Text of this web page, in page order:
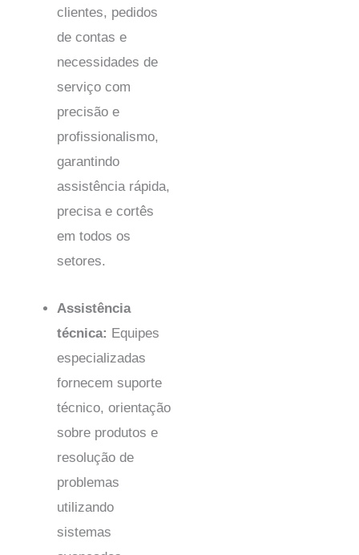
clientes, pedidos
de contas e
necessidades de
serviço com
precisão e
profissionalismo,
garantindo
assistência rápida,
precisa e cortês
em todos os
setores.
Assistência
técnica: Equipes
especializadas
fornecem suporte
técnico, orientação
sobre produtos e
resolução de
problemas
utilizando
sistemas